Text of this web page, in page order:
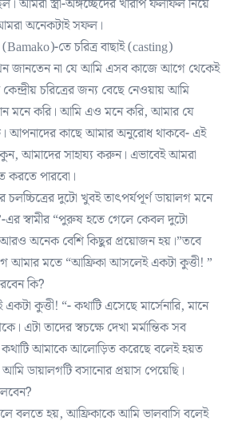
স্ত্রী-অঙ্গচ্ছেদের খারাপ ফলাফল নিয়ে
অনেকটাই সফল।
তে চরিত্র বাছাই (casting)
জানতেন না যে আমি এসব কাজে আগে থেকেই
চরিত্রের জন্য বেছে নেওয়ায় আমি
মনে করি। আমি এও মনে করি, আমার যে
আপনাদের কাছে আমার অনুরোধ থাকবে- এই
আমাদের সাহায্য করুন। এভাবেই আমরা
করতে পারবো।
চলচ্চিত্রের দুটো খুবই তাৎপর্যপূর্ণ ডায়ালগ মনে
এর স্বামীর “পুরুষ হতে গেলে কেবল দুটো
অনেক বেশি কিছুর প্রয়োজন হয়।”তবে
আমার মতে “আফ্রিকা আসলেই একটা কুত্তী! ”
কি?
কুত্তী! “- কথাটি এসেছে মার্সেনারি, মানে
এটা তাদের স্বচক্ষে দেখা মর্মান্তিক সব
কথাটি আমাকে আলোড়িত করেছে বলেই হয়ত
ডায়ালগটি বসানোর প্রয়াস পেয়েছি।
বলতে হয়, আফ্রিকাকে আমি ভালবাসি বলেই